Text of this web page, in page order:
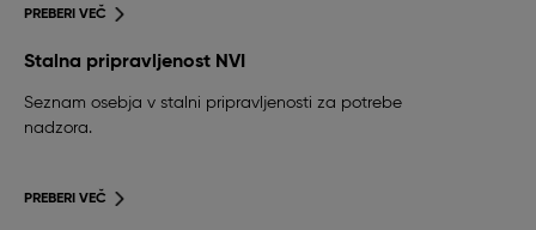
PREBERI VEČ
Stalna pripravljenost NVI
Seznam osebja v stalni pripravljenosti za potrebe
nadzora.
PREBERI VEČ